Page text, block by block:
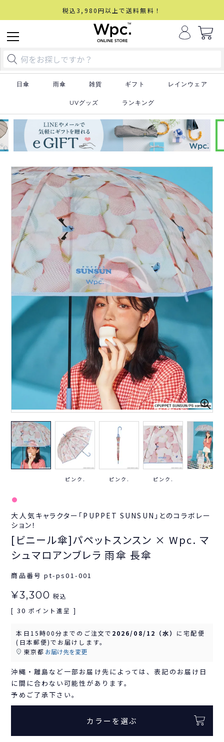
税込3,980円以上で送料無料！
日傘 雨傘 雑貨 ギフト レインウェア
UVグッズ ランキング
ピンク. ピンク. ピンク.
大人気キャラクター「PUPPET SUNSUN」とのコラボレー
ション！
[ビニール傘]パペットスンスン × Wpc. マ
シュマロアンブレラ 雨傘 長傘
商品番号 pt-ps01-001
¥3,300 税込
[ 30 ポイント進呈 ]
本日 15時00分 までのご注文で 2026/08/12（水） に宅配便
(日本郵便)でお届けします。
東京都 お届け先を変更
沖縄・離島など一部お届け先によっては、表記のお届け日
に間に合わない可能性があります。
予めご了承下さい。
カラーを選ぶ